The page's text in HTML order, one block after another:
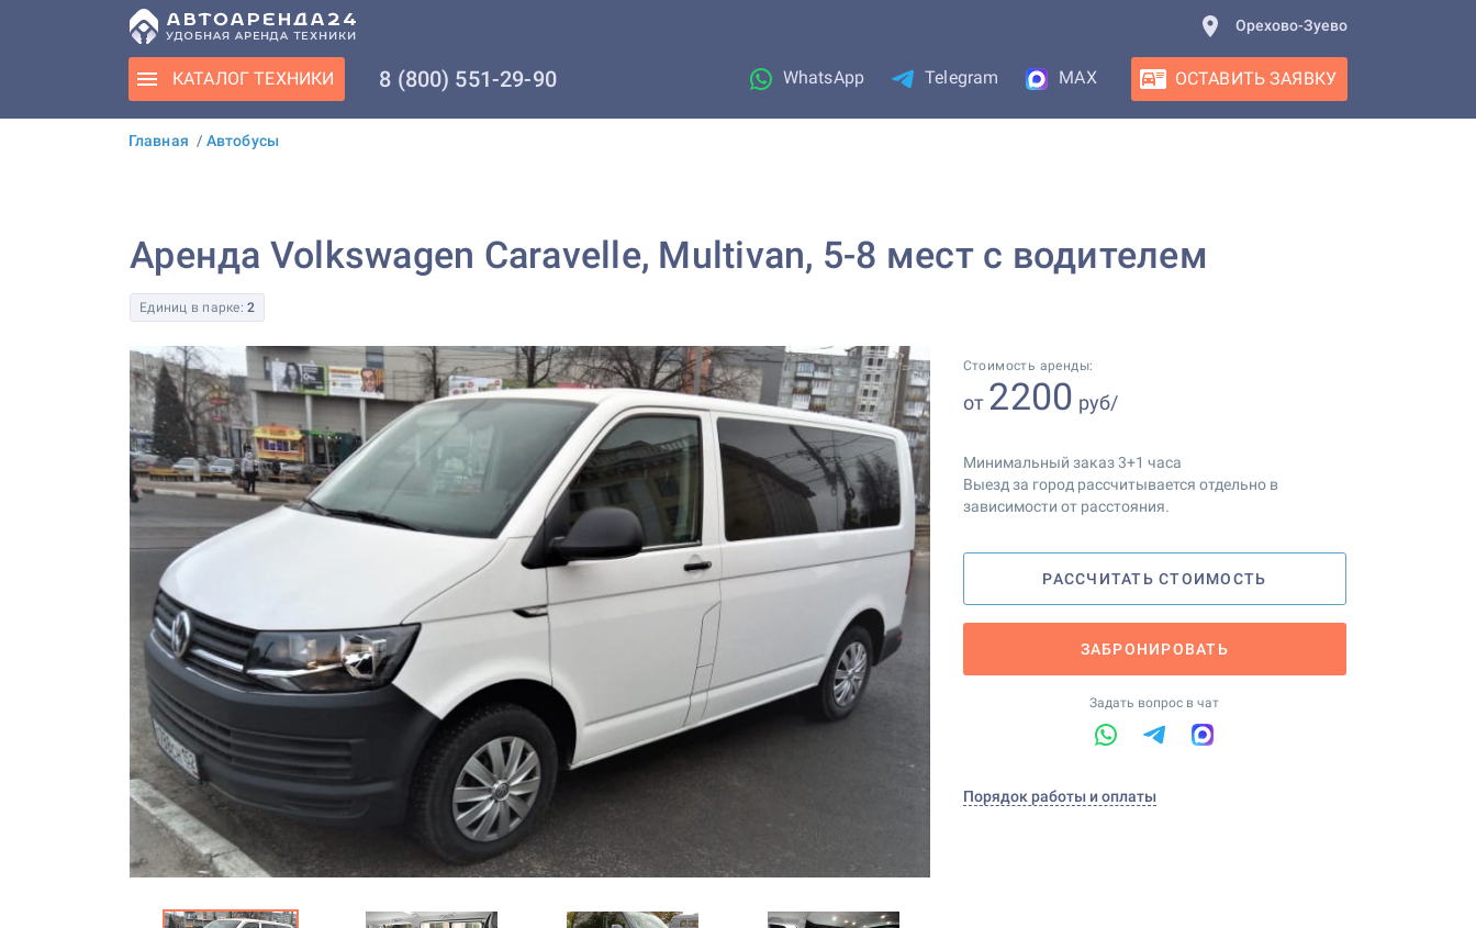
Орехово-Зуево
КАТАЛОГ ТЕХНИКИ 8 (800) 551-29-90 WhatsApp Telegram MAX ОСТАВИТЬ ЗАЯВКУ
Главная / Автобусы
Аренда Volkswagen Caravelle, Multivan, 5-8 мест с водителем
Единиц в парке: 2
Стоимость аренды:
от 2200 руб/
Минимальный заказ 3+1 часа
Выезд за город рассчитывается отдельно в
зависимости от расстояния.
РАССЧИТАТЬ СТОИМОСТЬ
ЗАБРОНИРОВАТЬ
Задать вопрос в чат
Порядок работы и оплаты